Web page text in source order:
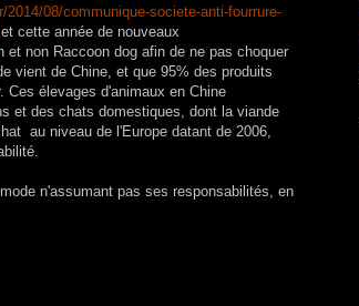
08/communique-societe-anti-fourrure-
cette année de nouveaux
non Raccoon dog afin de ne pas choquer
vient de Chine, et que 95% des produits
Ces élevages d'animaux en Chine
et des chats domestiques, dont la viande
au niveau de l'Europe datant de 2006,
n'assumant pas ses responsabilités, en